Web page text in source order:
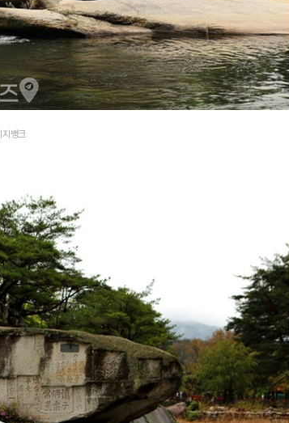
뱅크